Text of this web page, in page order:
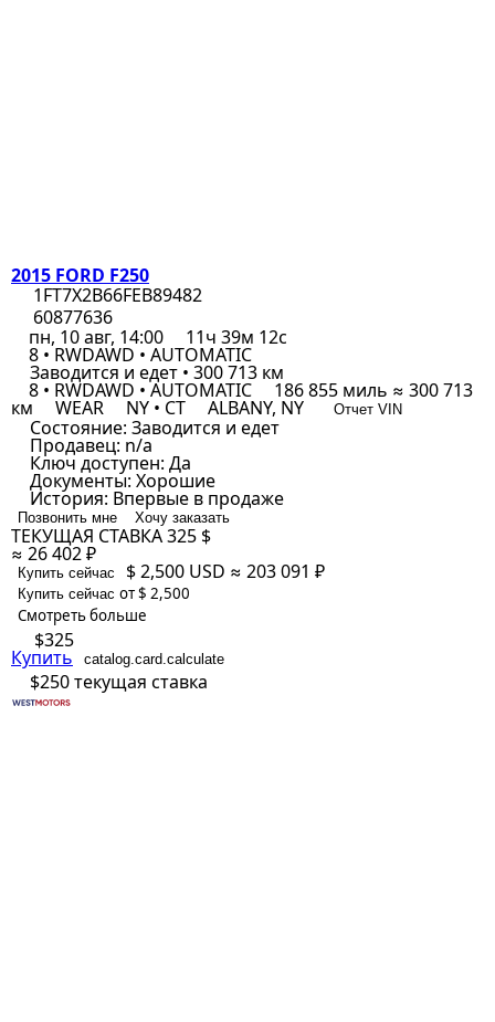
2015 FORD F250
1FT7X2B66FEB89482
60877636
пн, 10 авг, 14:00
11ч 39м 12с
8 • RWDAWD • AUTOMATIC
Заводится и едет • 300 713 км
8 • RWDAWD • AUTOMATIC 186 855 миль ≈ 300 713
км WEAR NY • CT ALBANY, NY Отчет VIN
Состояние: Заводится и едет
Продавец: n/a
Ключ доступен: Да
Документы: Хорошие
История: Впервые в продаже
Позвонить мне Хочу заказать
ТЕКУЩАЯ СТАВКА325 $
≈ 26 402 ₽
Купить сейчас $ 2,500 USD ≈ 203 091 ₽
Купить сейчас от $ 2,500
Смотреть больше
$325
Купить catalog.card.calculate
$250текущая ставка